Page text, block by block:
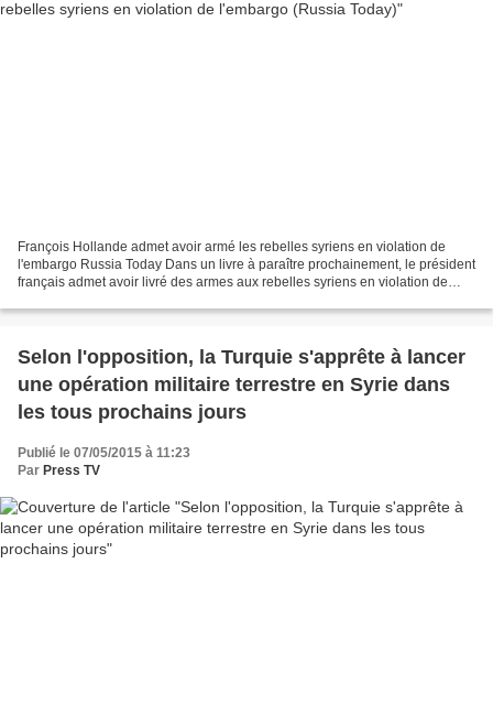
François Hollande admet avoir armé les rebelles syriens en violation de
l'embargo Russia Today Dans un livre à paraître prochainement, le président
français admet avoir livré des armes aux rebelles syriens en violation de
Selon l'opposition, la Turquie s'apprête à lancer
une opération militaire terrestre en Syrie dans
les tous prochains jours
Publié le 07/05/2015 à 11:23
Par Press TV